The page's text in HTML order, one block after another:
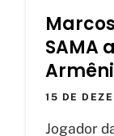
SAMA
15 DE
Jogador